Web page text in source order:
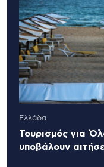
Ελλάδα
Τουρισμός για
υποβάλουν